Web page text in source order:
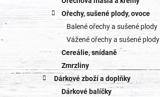
Ořechy, sušené plody, ovoce
Balené ořechy a sušené plody
Vážené ořechy a sušené plody
Cereálie, snídaně
Zmrzliny
Dárkové zboží a doplňky
Dárkové balíčky